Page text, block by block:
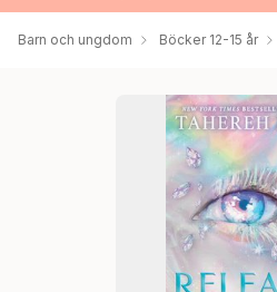
Barn och ungdom Böcker 12-15 år